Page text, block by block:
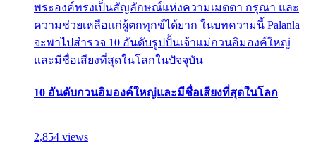
พระองค์ทรงเป็นสัญลักษณ์แห่งความเมตตา กรุณา และ
ความช่วยเหลือแก่ผู้ตกทุกข์ได้ยาก ในบทความนี้ Palanla
จะพาไปสำรวจ 10 อันดับรูปปั้นเจ้าแม่กวนอิมองค์ใหญ่
และมีชื่อเสียงที่สุดในโลกในปัจจุบัน
10 อันดับกวนอิมองค์ใหญ่และมีชื่อเสียงที่สุดในโลก
2,854 views